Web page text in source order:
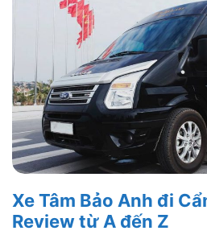
Xe Tâm Bảo Anh đi
Review từ A đến Z